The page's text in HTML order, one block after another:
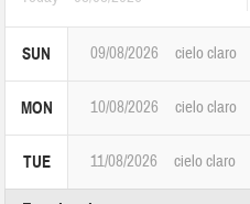
SUN 09/08/2026 cielo claro
MON 10/08/2026 cielo claro
TUE 11/08/2026 cielo claro